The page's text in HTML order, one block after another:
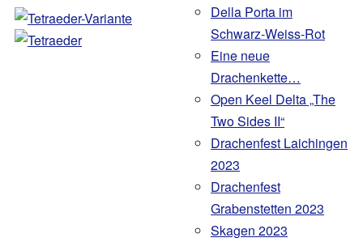
Della Porta im
Schwarz-Weiss-Rot
Eine neue
Drachenkette…
Open Keel Delta „The
Two Sides II“
Drachenfest Laichingen
2023
Drachenfest
Grabenstetten 2023
Skagen 2023